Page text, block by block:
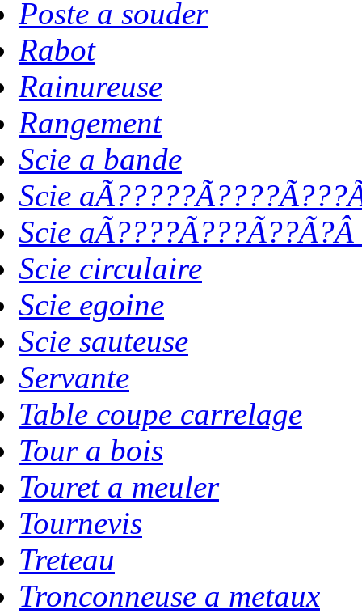
Poste a souder
Rabot
Rainureuse
Rangement
Scie a bande
Scie
Scie
Scie circulaire
Scie egoine
Scie sauteuse
Servante
Table coupe carrelage
Tour a bois
Touret a meuler
Tournevis
Treteau
Tronconneuse a metaux